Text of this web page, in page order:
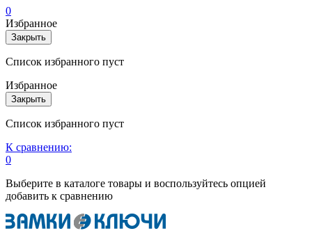
0
Избранное
Закрыть
Список избранного пуст
Избранное
Закрыть
Список избранного пуст
К сравнению:
0
Выберите в каталоге товары и воспользуйтесь опцией
добавить к сравнению